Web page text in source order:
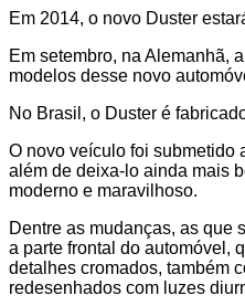
Em 2014, o novo Duster
Em setembro, na Alemanhã,
modelos desse novo
No Brasil, o Duster é
O novo veículo foi submetido
além de deixa-lo ainda mais
moderno e maravilhoso.
Dentre as mudanças, as que
a parte frontal do automóvel,
detalhes cromados, também
redesenhados com luzes